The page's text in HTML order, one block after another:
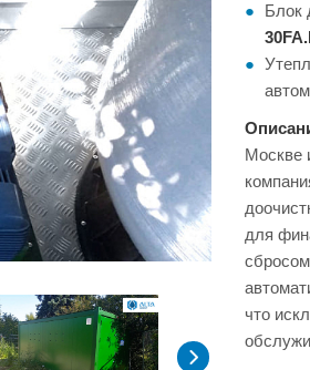
Блок
Москве
для
что